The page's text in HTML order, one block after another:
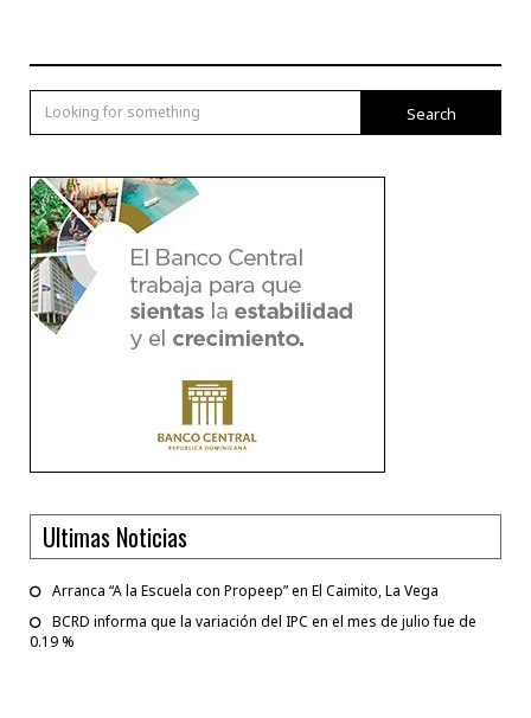
Search
Ultimas Noticias
Arranca “A la Escuela con Propeep” en El Caimito, La Vega
BCRD informa que la variación del IPC en el mes de julio fue de
0.19 %